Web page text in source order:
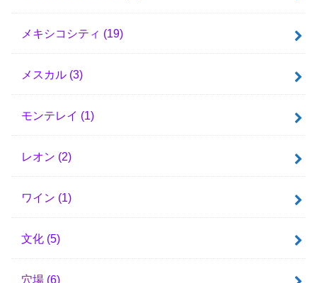
メキシコシティ (19)
メスカル (3)
モンテレイ (1)
レオン (2)
ワイン (1)
文化 (5)
穴場 (6)